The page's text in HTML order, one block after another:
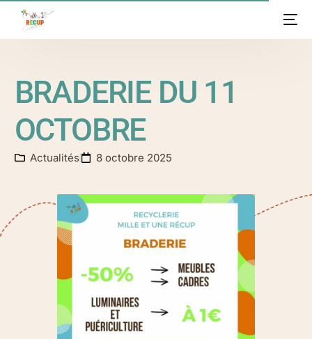
BRADERIE DU 11
OCTOBRE
Actualités 8 octobre 2025